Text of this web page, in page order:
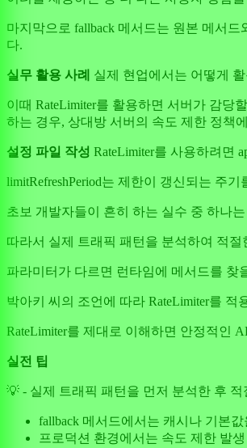
마지막으로 fallback 메서드는 원본 메서
다.
실무 활용 사례 실제 현업에서는 어떻게
이때 RateLimiter를 활용하면 서버가 감당
하는 경우, 상대방 서버의 속도 제한 정책
설정 파일 작성 RateLimiter를 사용하려면
limitRefreshPeriod는 제한이 갱신되는 주기
초보 개발자들이 흔히 하는 실수 중 하나
따라서 실제 트래픽 패턴을 분석하여 적
파라미터가 다르면 런타임에 메서드를 찾
박아키 씨의 조언에 따라 RateLimiter를
RateLimiter를 제대로 이해하면 안정적인
실전 팁
💡 - 실제 트래픽 패턴을 먼저 분석한 후
fallback 메서드에서는 캐시나 기본
프로덕션 환경에서는 속도 제한 발